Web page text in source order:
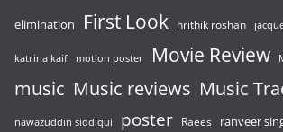
elimination First Look hrithik roshan
katrina kaif motion poster Movie Review
music Music reviews Music
nawazuddin siddiqui poster Raees ranveer